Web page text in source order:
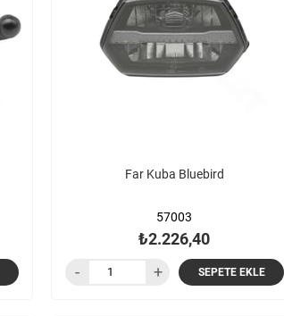
Far Kuba Bluebird
57003
₺2.226,40
SEPETE EKLE